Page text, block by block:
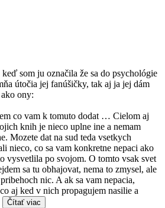
som ju označila že sa do psychológie
útočia jej fanúšičky, tak aj ja jej dám
ony:
co vam k tomuto dodat … Cielom aj
knih je nieco uplne ine a nemam
Mozete dat na sud teda vsetkych
nieco, co sa vam konkretne nepaci ako
vysvetlila po svojom. O tomto vsak svet
sa tu obhajovat, nema to zmysel, ale
nic. A ak sa vam nepacia,
aj ked v nich propagujem nasilie a
Čítať viac